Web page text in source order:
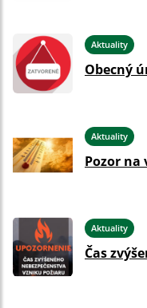
Aktuality
Obecný
Aktuality
Pozor na
Aktuality
Čas